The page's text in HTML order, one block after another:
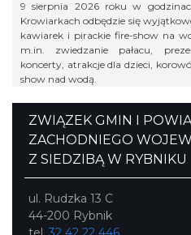
9 sierpnia 2026 roku w
Krowiarkach odbędzie się
kawiarek i pirackie fire-show na
m.in. zwiedzanie pałacu,
koncerty, atrakcje dla dzieci,
show nad wodą.
ZWIĄZEK GMIN I
ZACHODNIEGO
Z SIEDZIBĄ W RYBNIKU
ul. Rudzka 13 C
44-200 Rybnik